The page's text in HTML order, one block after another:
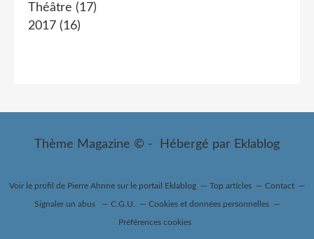
Théâtre (17)
2017 (16)
Thème Magazine © - Hébergé par Eklablog
Voir le profil de Pierre Ahnnesur le portail Eklablog Top articles Contact
Signaler un abus C.G.U. Cookies et données personnelles
Préférences cookies